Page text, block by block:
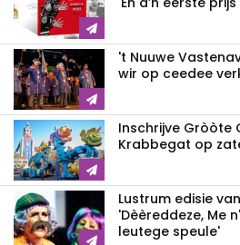
't Nuuwe
wir op ceedee
Inschrijve Gròòte
Krabbegat op
Lustrum edisie
'Dèèreddeze, Me
leutege speule'